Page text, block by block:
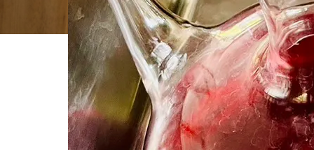
ホーム
ブログ一覧
S__29351974
2023.08.4